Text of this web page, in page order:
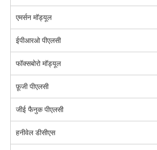
एमर्सन मॉड्यूल
ईपीआरओ पीएलसी
फॉक्सबोरो मॉड्यूल
फ़ूजी पीएलसी
जीई फैनुक पीएलसी
हनीवेल डीसीएस